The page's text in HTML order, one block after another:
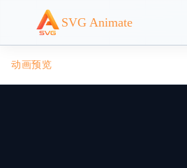
SVG Animate
动画预览